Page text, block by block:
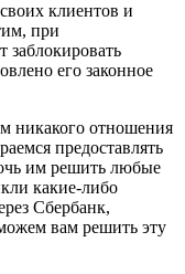
клиентов и
при
заблокировать
его законное
никакого отношения
предоставлять
им решить любые
какие-либо
Сбербанк,
вам решить эту